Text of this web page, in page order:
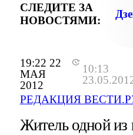
19:22 22
МАЯ
2012
10:13
РЕДАКЦИЯ
СЛЕДИТЕ ЗА
НОВОСТЯМИ:
Житель одной